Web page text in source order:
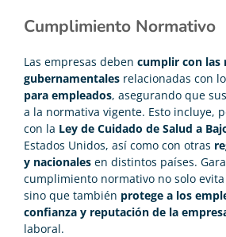
Cumplimiento Normativo
Las empresas deben cumplir con las
gubernamentales relacionadas con
para empleados, asegurando que
a la normativa vigente. Esto incluye,
con la Ley de Cuidado de Salud a
Estados Unidos, así como con otras
y nacionales en distintos países.
cumplimiento normativo no solo evita
sino que también protege a los
confianza y reputación de la
laboral.